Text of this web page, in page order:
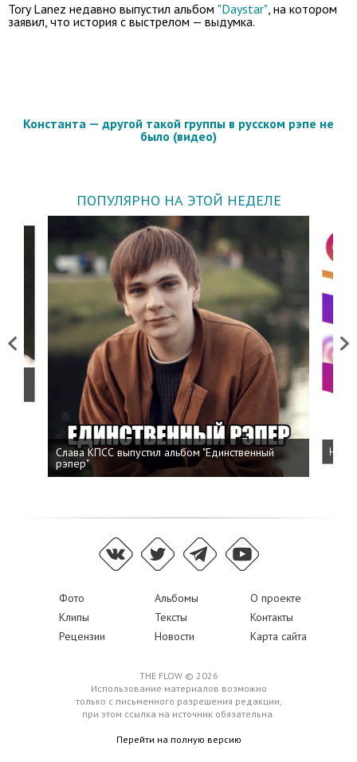
Tory Lanez недавно выпустил альбом "Daystar", на котором
заявил, что история с выстрелом — выдумка.
Константа — другой такой группы в русском рэпе не
было (видео)
ПОПУЛЯРНО НА ЭТОЙ НЕДЕЛЕ
Previous
Слава КПСС выпустил альбом "Единственный
рэпер"
Next
Фото Альбомы
О проекте
Клипы
Тексты
Контакты
Рецензии
Новости Карта сайта
THE FLOW © 2026
Использование материалов возможно
только с письменного разрешения редакции,
при этом ссылка на источник обязательна.
Перейти на полную версию